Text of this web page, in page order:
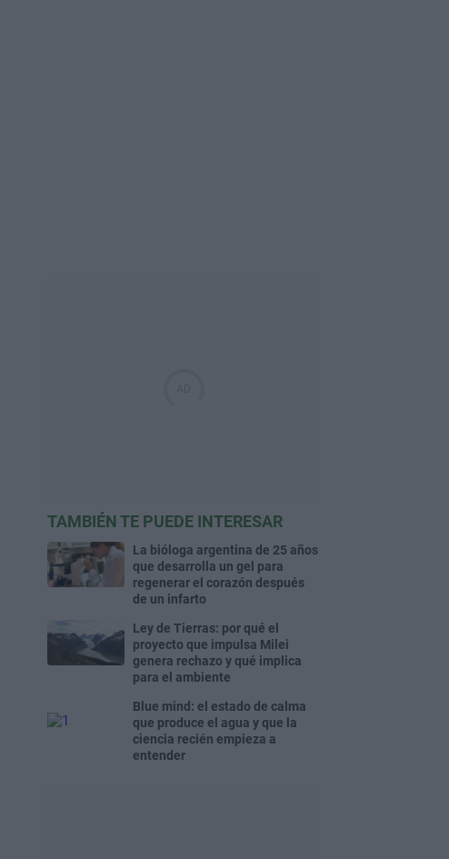
TAMBIÉN TE PUEDE INTERESAR
La bióloga argentina de 25 años
que desarrolla un gel para
regenerar el corazón después
de un infarto
Ley de Tierras: por qué el
proyecto que impulsa Milei
genera rechazo y qué implica
para el ambiente
Blue mind: el estado de calma
que produce el agua y que la
ciencia recién empieza a
entender